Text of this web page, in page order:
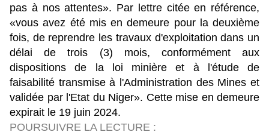
pas à nos attentes». Par lettre citée en référence,
«vous avez été mis en demeure pour la deuxième
fois, de reprendre les travaux d'exploitation dans un
délai de trois (3) mois, conformément aux
dispositions de la loi minière et à l'étude de
faisabilité transmise à l'Administration des Mines et
validée par l'Etat du Niger». Cette mise en demeure
expirait le 19 juin 2024.
POURSUIVRE LA LECTURE :